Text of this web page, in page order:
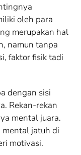
oleh para
merupakan hal
namun tanpa
faktor fisik tadi
dengan sisi
Rekan-rekan
mental juara.
mental jatuh di
motivasi.